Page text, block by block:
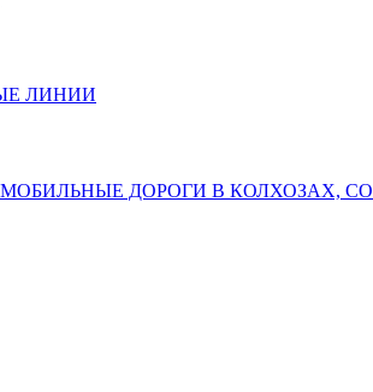
ЛИНИИ
ДОРОГИ В КОЛХОЗАХ,